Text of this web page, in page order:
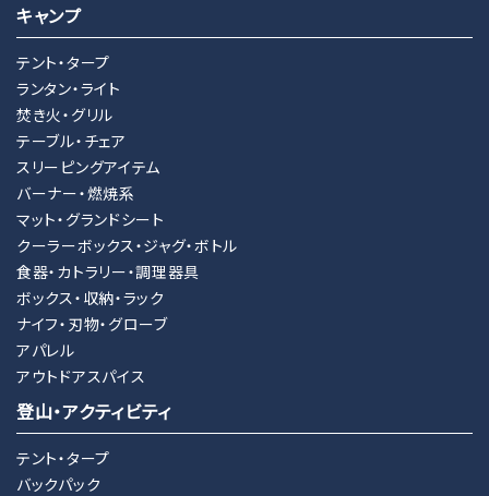
キーワード
カテゴリー
キャンプ
テント・タープ
ランタン・ライト
焚き火・グリル
テーブル・チェア
スリーピングアイテム
バーナー・燃焼系
マット・グランドシート
クーラーボックス・ジャグ・ボトル
食器・カトラリー・調理器具
ボックス・収納・ラック
ナイフ・刃物・グローブ
アパレル
アウトドアスパイス
登山・アクティビティ
テント・タープ
バックパック